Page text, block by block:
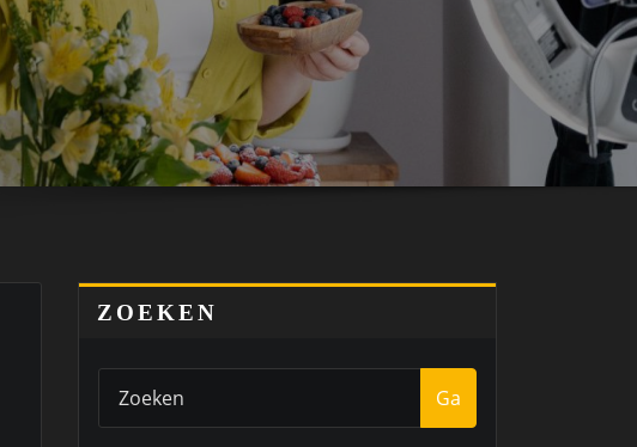
ZOEKEN
Ga